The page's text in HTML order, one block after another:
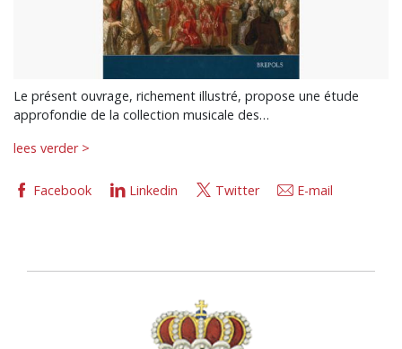
Le présent ouvrage, richement illustré, propose une étude
approfondie de la collection musicale des…
lees verder >
Facebook Linkedin Twitter E-mail